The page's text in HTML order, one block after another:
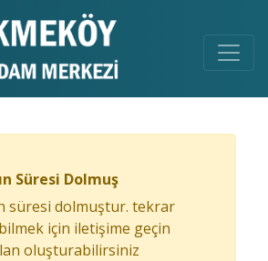
Süresi Dolmuş
süresi dolmuştur. tekrar
için iletişime geçin
oluşturabilirsiniz